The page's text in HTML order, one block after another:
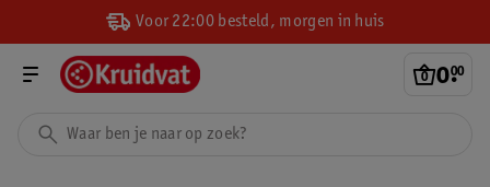
Voor 22:00 besteld, morgen in huis
0.
00